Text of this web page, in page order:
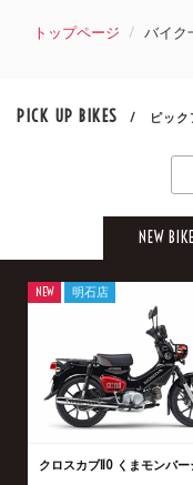
トップページ バイク
PICK UP BIKES / ピック
NEW
クロスカブ110 くまモンバ
NEW 明石店